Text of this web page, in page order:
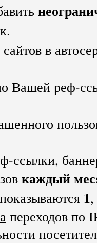
в
Вашей реф-
ссылки,
каждый
1,
переходов по